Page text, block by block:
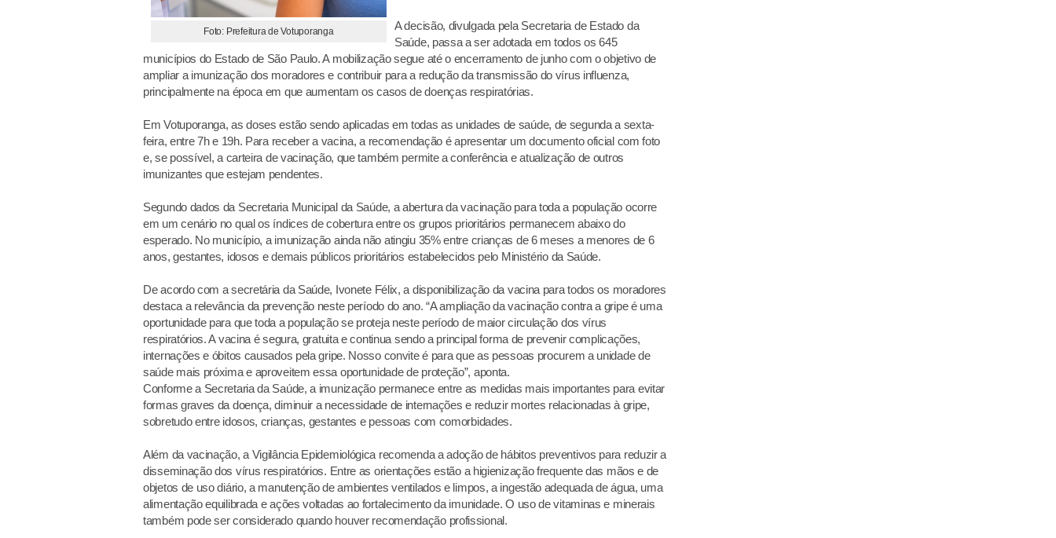
Foto: Prefeitura de Votuporanga
A decisão, divulgada pela Secretaria de Estado da
Saúde, passa a ser adotada em todos os 645
municípios do Estado de São Paulo. A mobilização segue até o encerramento de junho com o objetivo de
ampliar a imunização dos moradores e contribuir para a redução da transmissão do vírus influenza,
principalmente na época em que aumentam os casos de doenças respiratórias.
Em Votuporanga, as doses estão sendo aplicadas em todas as unidades de saúde, de segunda a sexta-
feira, entre 7h e 19h. Para receber a vacina, a recomendação é apresentar um documento oficial com foto
e, se possível, a carteira de vacinação, que também permite a conferência e atualização de outros
imunizantes que estejam pendentes.
Segundo dados da Secretaria Municipal da Saúde, a abertura da vacinação para toda a população ocorre
em um cenário no qual os índices de cobertura entre os grupos prioritários permanecem abaixo do
esperado. No município, a imunização ainda não atingiu 35% entre crianças de 6 meses a menores de 6
anos, gestantes, idosos e demais públicos prioritários estabelecidos pelo Ministério da Saúde.
De acordo com a secretária da Saúde, Ivonete Félix, a disponibilização da vacina para todos os moradores
destaca a relevância da prevenção neste período do ano. “A ampliação da vacinação contra a gripe é uma
oportunidade para que toda a população se proteja neste período de maior circulação dos vírus
respiratórios. A vacina é segura, gratuita e continua sendo a principal forma de prevenir complicações,
internações e óbitos causados pela gripe. Nosso convite é para que as pessoas procurem a unidade de
saúde mais próxima e aproveitem essa oportunidade de proteção”, aponta.
Conforme a Secretaria da Saúde, a imunização permanece entre as medidas mais importantes para evitar
formas graves da doença, diminuir a necessidade de internações e reduzir mortes relacionadas à gripe,
sobretudo entre idosos, crianças, gestantes e pessoas com comorbidades.
Além da vacinação, a Vigilância Epidemiológica recomenda a adoção de hábitos preventivos para reduzir a
disseminação dos vírus respiratórios. Entre as orientações estão a higienização frequente das mãos e de
objetos de uso diário, a manutenção de ambientes ventilados e limpos, a ingestão adequada de água, uma
alimentação equilibrada e ações voltadas ao fortalecimento da imunidade. O uso de vitaminas e minerais
também pode ser considerado quando houver recomendação profissional.